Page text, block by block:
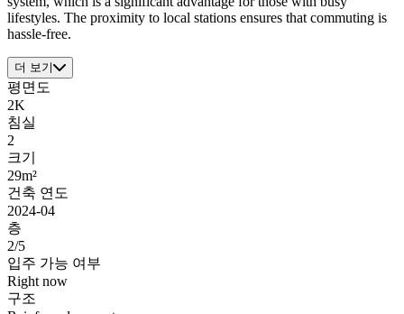
lifestyles. The proximity to local stations ensures that commuting is
hassle-free.
더 보기
평면도
2K
침실
2
크기
29m²
건축 연도
2024-04
층
2/5
입주 가능 여부
Right now
구조